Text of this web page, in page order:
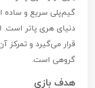
گیم‌پلی سریع و ساده
دنیای هری پاتر است.
قرار می‌گیرد و تمرکز
گروهی است.
هدف بازی